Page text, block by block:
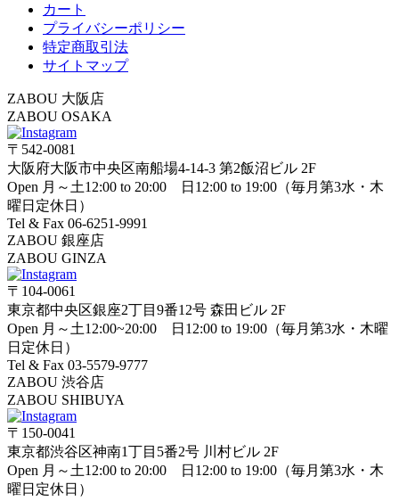
カート
プライバシーポリシー
特定商取引法
サイトマップ
ZABOU 大阪店
ZABOU OSAKA
〒542-0081
大阪府大阪市中央区南船場4-14-3 第2飯沼ビル 2F
Open 月～土12:00 to 20:00 日12:00 to 19:00（毎月第3水・木
曜日定休日）
Tel & Fax 06-6251-9991
ZABOU 銀座店
ZABOU GINZA
〒104-0061
東京都中央区銀座2丁目9番12号 森田ビル 2F
Open 月～土12:00~20:00 日12:00 to 19:00（毎月第3水・木曜
日定休日）
Tel & Fax 03-5579-9777
ZABOU 渋谷店
ZABOU SHIBUYA
〒150-0041
東京都渋谷区神南1丁目5番2号 川村ビル 2F
Open 月～土12:00 to 20:00 日12:00 to 19:00（毎月第3水・木
曜日定休日）